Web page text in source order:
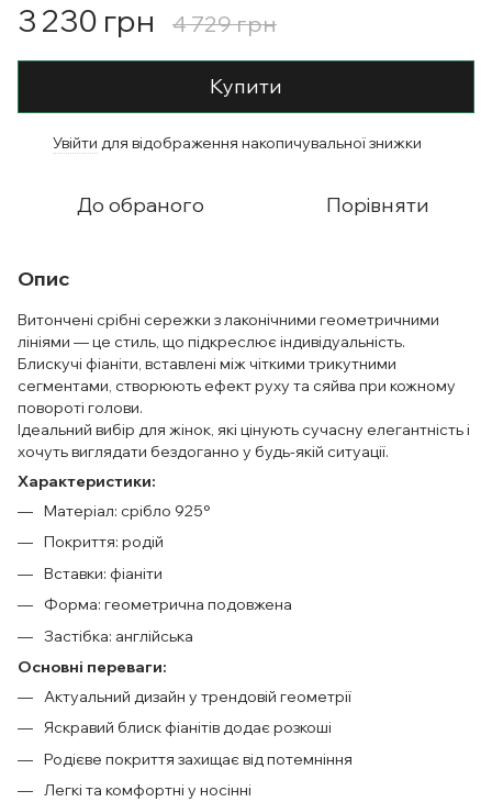
3 230 грн 4 729 грн
Купити
Увійти для відображення накопичувальної знижки
До обраного Порівняти
Опис
Витончені срібні сережки з лаконічними геометричними
лініями — це стиль, що підкреслює індивідуальність.
Блискучі фіаніти, вставлені між чіткими трикутними
сегментами, створюють ефект руху та сяйва при кожному
повороті голови.
Ідеальний вибір для жінок, які цінують сучасну елегантність і
хочуть виглядати бездоганно у будь-якій ситуації.
Характеристики:
Матеріал: срібло 925°
Покриття: родій
Вставки: фіаніти
Форма: геометрична подовжена
Застібка: англійська
Основні переваги:
Актуальний дизайн у трендовій геометрії
Яскравий блиск фіанітів додає розкоші
Родієве покриття захищає від потемніння
Легкі та комфортні у носінні